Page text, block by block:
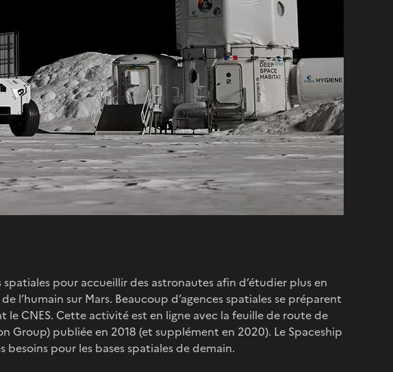
pour accueillir des astronautes afin d’étudier plus en
l’humain sur Mars. Beaucoup d’agences spatiales se préparent
CNES. Cette activité est en ligne avec la feuille de route de
Group) publiée en 2018 (et supplément en 2020). Le Spaceship
besoins pour les bases spatiales de demain.